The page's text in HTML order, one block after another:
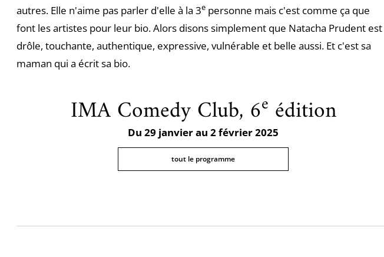
autres. Elle n'aime pas parler d'elle à la 3e personne mais c'est comme ça que
font les artistes pour leur bio. Alors disons simplement que Natacha Prudent est
drôle, touchante, authentique, expressive, vulnérable et belle aussi. Et c'est sa
maman qui a écrit sa bio.
IMA Comedy Club, 6e édition
Du 29 janvier au 2 février 2025
tout le programme